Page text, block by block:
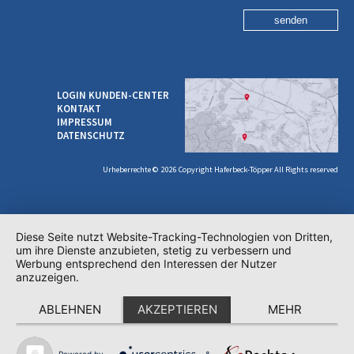
senden
LOGIN KUNDEN-CENTER
KONTAKT
IMPRESSUM
DATENSCHUTZ
Urheberrechte © 2026 Copyright Haferbeck-Töpper All Rights reserved
Diese Seite nutzt Website-Tracking-Technologien von Dritten,
um ihre Dienste anzubieten, stetig zu verbessern und
Werbung entsprechend den Interessen der Nutzer
anzuzeigen.
ABLEHNEN AKZEPTIEREN MEHR